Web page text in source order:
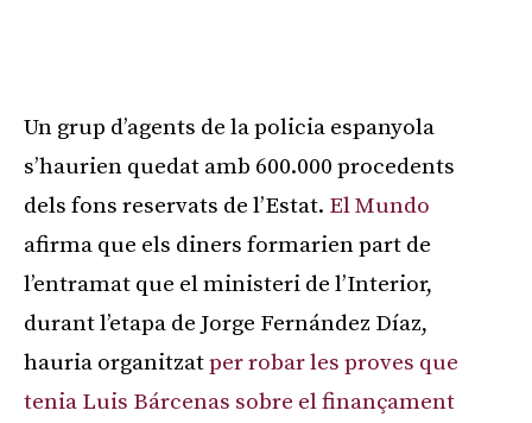
Un grup d’agents de la policia espanyola
s’haurien quedat amb 600.000 procedents
dels fons reservats de l’Estat. El Mundo
afirma que els diners formarien part de
l’entramat que el ministeri de l’Interior,
durant l’etapa de Jorge Fernández Díaz,
hauria organitzatper robar les proves que
tenia Luis Bárcenas sobre el finançament